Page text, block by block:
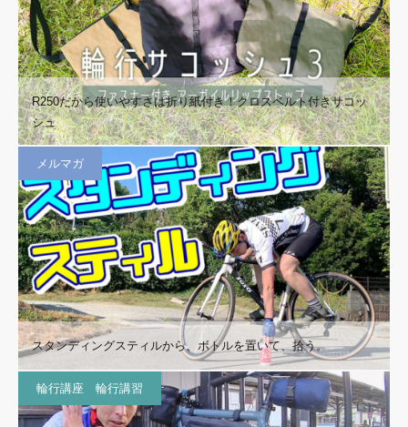
R250だから使いやすさは折り紙付き！クロスベルト付きサコッ
シュ
メルマガ
スタンディングスティルから、ボトルを置いて、拾う。
輪行講座 輪行講習